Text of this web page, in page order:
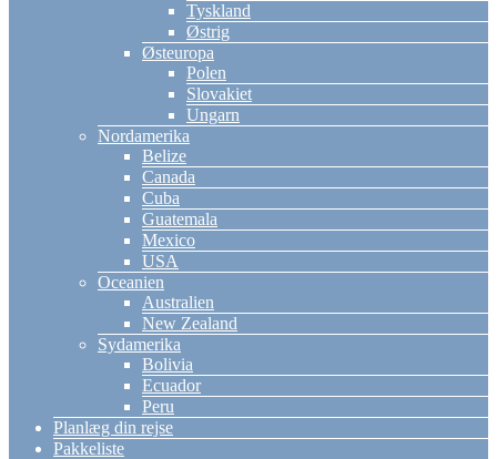
Tyskland
Østrig
Østeuropa
Polen
Slovakiet
Ungarn
Nordamerika
Belize
Canada
Cuba
Guatemala
Mexico
USA
Oceanien
Australien
New Zealand
Sydamerika
Bolivia
Ecuador
Peru
Planlæg din rejse
Pakkeliste